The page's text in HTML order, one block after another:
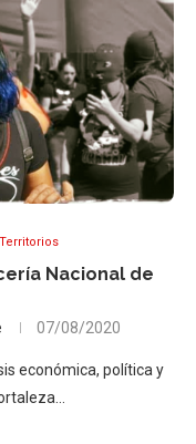
Territorios
Nacional de
07/08/2020
económica, política y